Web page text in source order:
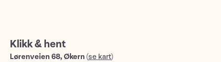
Klikk & hent
Lørenveien 68, Økern (se kart)